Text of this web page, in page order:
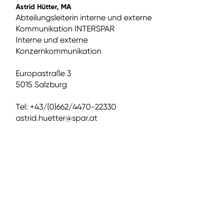
Astrid Hütter, MA
Abteilungsleiterin interne und externe
Kommunikation INTERSPAR
Interne und externe
Konzernkommunikation
Europastraße 3
5015 Salzburg
Tel: +43/(0)662/4470-22330
astrid.huetter@spar.at